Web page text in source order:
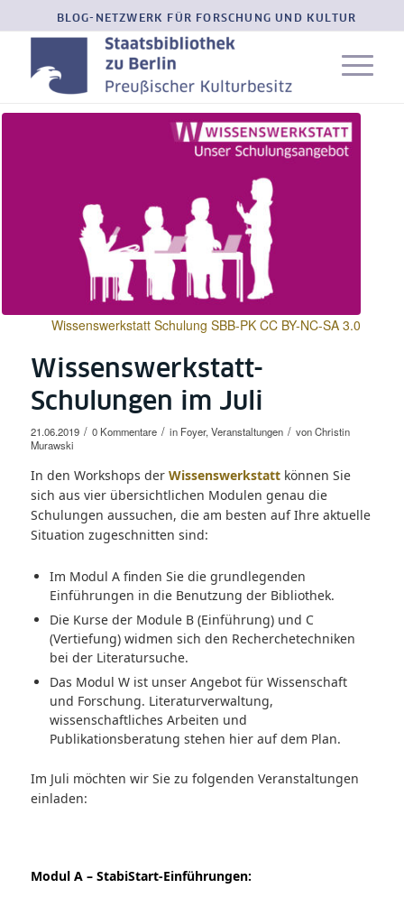
BLOG-NETZWERK FÜR FORSCHUNG UND KULTUR
Wissenswerkstatt Schulung SBB-PK CC BY-NC-SA 3.0
Wissenswerkstatt-
Schulungen im Juli
21.06.2019 / 0 Kommentare / in Foyer, Veranstaltungen / vonChristin
Murawski
In den Workshops der Wissenswerkstattkönnen Sie
sich aus vier übersichtlichen Modulen genau die
Schulungen aussuchen, die am besten auf Ihre aktuelle
Situation zugeschnitten sind:
Im Modul A finden Sie die grundlegenden
Einführungen in die Benutzung der Bibliothek.
Die Kurse der Module B (Einführung) und C
(Vertiefung) widmen sich den Recherchetechniken
bei der Literatursuche.
Das Modul W ist unser Angebot für Wissenschaft
und Forschung. Literaturverwaltung,
wissenschaftliches Arbeiten und
Publikationsberatung stehen hier auf dem Plan.
Im Juli möchten wir Sie zu folgenden Veranstaltungen
einladen:
Modul A – StabiStart-Einführungen: